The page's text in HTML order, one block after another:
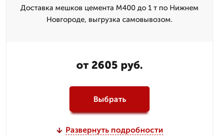
Доставка мешков цемента М400 до 1 т по Нижнем
Новгороде, выгрузка самовывозом.
от 2605 руб.
Выбрать
Развернуть подробности